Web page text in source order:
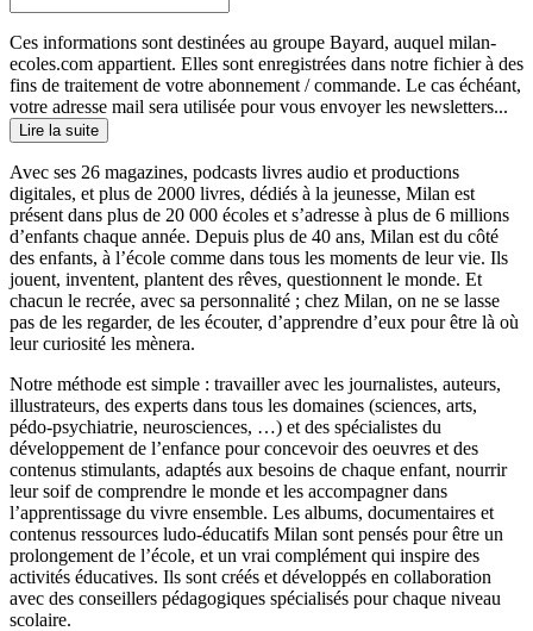
Ces informations sont destinées au groupe Bayard, auquel milan-
ecoles.com appartient. Elles sont enregistrées dans notre fichier à des
fins de traitement de votre abonnement / commande. Le cas échéant,
votre adresse mail sera utilisée pour vous envoyer les newsletters...
Lire la suite
Avec ses 26 magazines, podcasts livres audio et productions
digitales, et plus de 2000 livres, dédiés à la jeunesse, Milan est
présent dans plus de 20 000 écoles et s’adresse à plus de 6 millions
d’enfants chaque année. Depuis plus de 40 ans, Milan est du côté
des enfants, à l’école comme dans tous les moments de leur vie. Ils
jouent, inventent, plantent des rêves, questionnent le monde. Et
chacun le recrée, avec sa personnalité ; chez Milan, on ne se lasse
pas de les regarder, de les écouter, d’apprendre d’eux pour être là où
leur curiosité les mènera.
Notre méthode est simple : travailler avec les journalistes, auteurs,
illustrateurs, des experts dans tous les domaines (sciences, arts,
pédo-psychiatrie, neurosciences, …) et des spécialistes du
développement de l’enfance pour concevoir des oeuvres et des
contenus stimulants, adaptés aux besoins de chaque enfant, nourrir
leur soif de comprendre le monde et les accompagner dans
l’apprentissage du vivre ensemble. Les albums, documentaires et
contenus ressources ludo-éducatifs Milan sont pensés pour être un
prolongement de l’école, et un vrai complément qui inspire des
activités éducatives. Ils sont créés et développés en collaboration
avec des conseillers pédagogiques spécialisés pour chaque niveau
scolaire.